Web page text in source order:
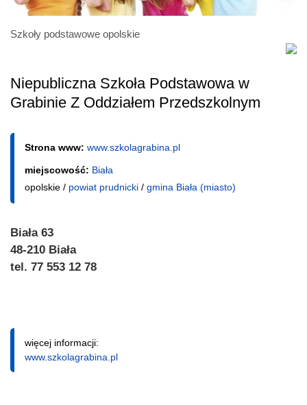
Szkoły podstawowe opolskie
Niepubliczna Szkoła Podstawowa w
Grabinie Z Oddziałem Przedszkolnym
Strona www: www.szkolagrabina.pl
miejscowość: Biała
opolskie / powiat prudnicki / gmina Biała (miasto)
Biała 63
48-210 Biała
tel. 77 553 12 78
więcej informacji:
www.szkolagrabina.pl